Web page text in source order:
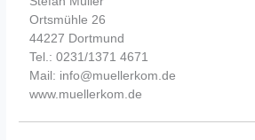
Ortsmühle 26
44227 Dortmund
Tel.: 0231/1371 4671
Mail: info@muellerkom.de
www.muellerkom.de